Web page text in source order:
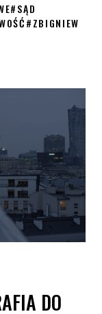
#SĄD
#ZBIGNIEW
DO